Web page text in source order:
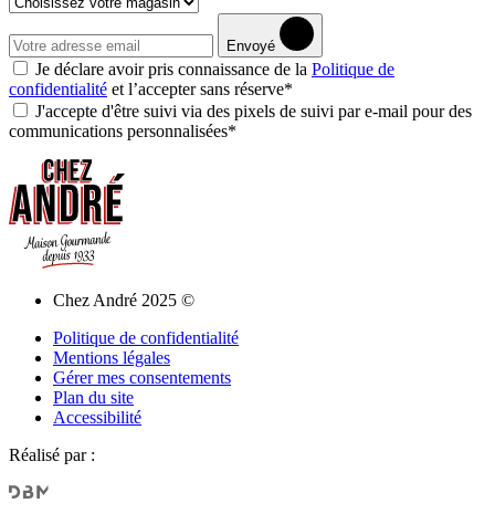
Envoyé
Je déclare avoir pris connaissance de la Politique de
confidentialité et l’accepter sans réserve*
J'accepte d'être suivi via des pixels de suivi par e-mail pour des
communications personnalisées*
Chez André 2025 ©
Politique de confidentialité
Mentions légales
Gérer mes consentements
Plan du site
Accessibilité
Réalisé par :